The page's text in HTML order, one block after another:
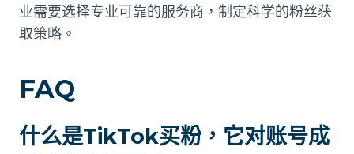
业需要选择专业可靠的服务商，制定科学的粉丝获
取策略。
FAQ
什么是TikTok买粉，它对账号成